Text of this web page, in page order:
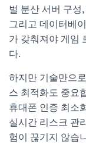
벌 분산 서버 구성
그리고 데이터베
가 갖춰져야 게임
다.
하지만 기술만으
스 최적화도 중요
휴대폰 인증 최소
실시간 리스크 관
험이 끊기지 않습